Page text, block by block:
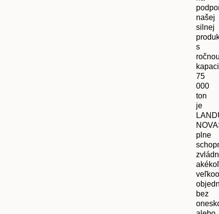
našej
silnej
s
75
000
ton
je
plne
bez